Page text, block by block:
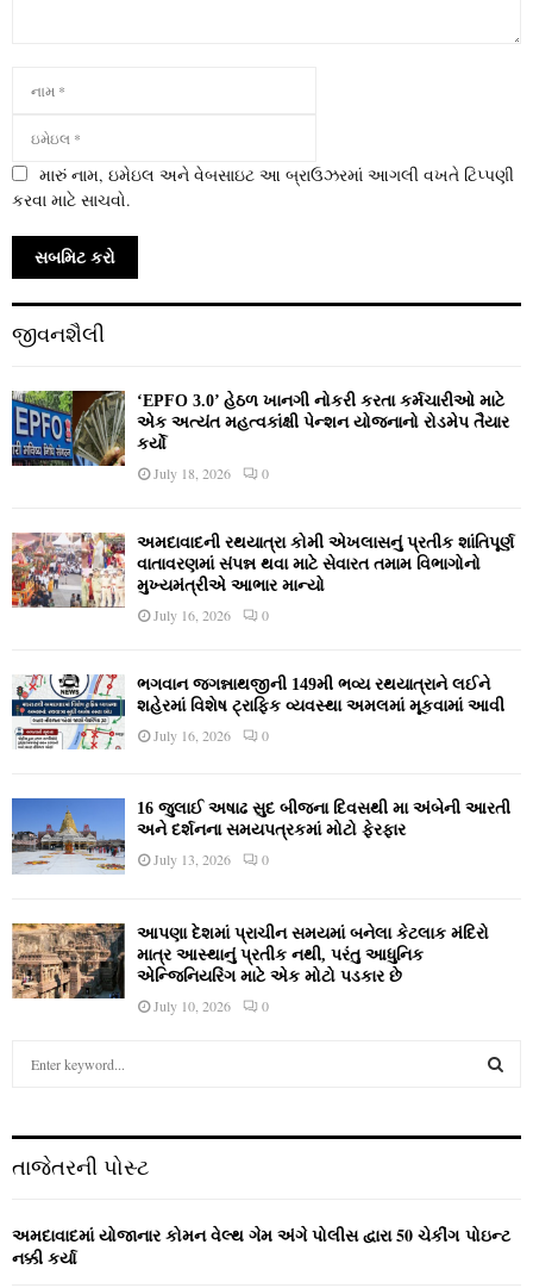
મારું નામ, ઇમેઇલ અને વેબસાઇટ આ બ્રાઉઝરમાં આગલી વખતે ટિપ્પણી
કરવા માટે સાચવો.
જીવનશૈલી
‘EPFO 3.0’ હેઠળ ખાનગી નોકરી કરતા કર્મચારીઓ માટે
એક અત્યંત મહત્વકાંક્ષી પેન્શન યોજનાનો રોડમેપ તૈયાર
કર્યો
July 18, 2026 0
અમદાવાદની રથયાત્રા કોમી એખલાસનું પ્રતીક શાંતિપૂર્ણ
વાતાવરણમાં સંપન્ન થવા માટે સેવારત તમામ વિભાગોનો
મુખ્યમંત્રીએ આભાર માન્યો
July 16, 2026 0
ભગવાન જગન્નાથજીની 149મી ભવ્ય રથયાત્રાને લઈને
શહેરમાં વિશેષ ટ્રાફિક વ્યવસ્થા અમલમાં મૂકવામાં આવી
July 16, 2026 0
16 જુલાઈ અષાઢ સુદ બીજના દિવસથી મા અંબેની આરતી
અને દર્શનના સમયપત્રકમાં મોટો ફેરફાર
July 13, 2026 0
આપણા દેશમાં પ્રાચીન સમયમાં બનેલા કેટલાક મંદિરો
માત્ર આસ્થાનું પ્રતીક નથી, પરંતુ આધુનિક
એન્જિનિયરિંગ માટે એક મોટો પડકાર છે
July 10, 2026 0
h
o
r
તાજેતરની પોસ્ટ
અમદાવાદમાં યોજાનાર કોમન વેલ્‍થ ગેમ અંગે પોલીસ દ્વારા 50 ચેકીંગ પોઇન્‍ટ
નક્કી કર્યા